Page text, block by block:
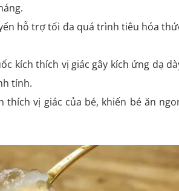
hỗ trợ tối đa quá trình tiêu hóa
kích thích vị giác gây kích ứng dạ
tính.
vị giác của bé, khiến bé ăn